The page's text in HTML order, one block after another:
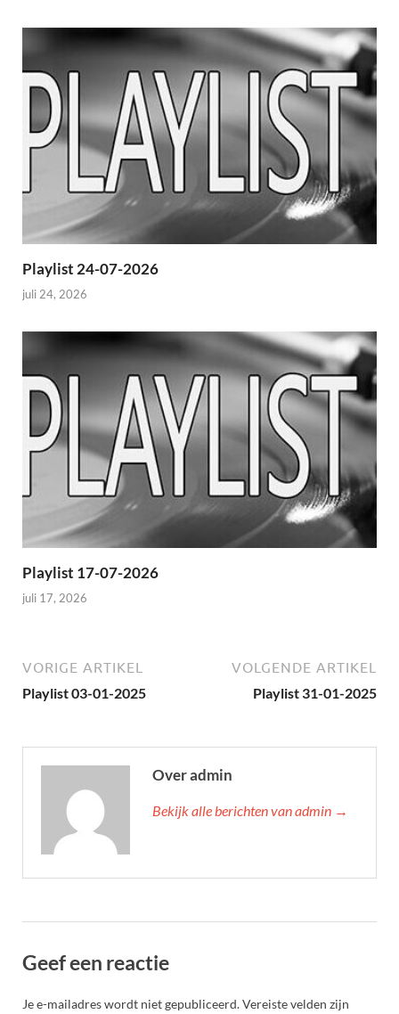
Playlist 24-07-2026
juli 24, 2026
Playlist 17-07-2026
juli 17, 2026
VORIGE ARTIKEL
Playlist 03-01-2025
VOLGENDE ARTIKEL
Playlist 31-01-2025
Over admin
Bekijk alle berichten van admin →
Geef een reactie
Je e-mailadres wordt niet gepubliceerd.Vereiste velden zijn